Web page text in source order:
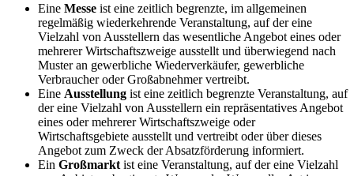
Eine Messe ist eine zeitlich begrenzte, im allgemeinen
regelmäßig wiederkehrende Veranstaltung, auf der eine
Vielzahl von Ausstellern das wesentliche Angebot eines oder
mehrerer Wirtschaftszweige ausstellt und überwiegend nach
Muster an gewerbliche Wiederverkäufer, gewerbliche
Verbraucher oder Großabnehmer vertreibt.
Eine Ausstellung ist eine zeitlich begrenzte Veranstaltung, auf
der eine Vielzahl von Ausstellern ein repräsentatives Angebot
eines oder mehrerer Wirtschaftszweige oder
Wirtschaftsgebiete ausstellt und vertreibt oder über dieses
Angebot zum Zweck der Absatzförderung informiert.
Ein Großmarkt ist eine Veranstaltung, auf der eine Vielzahl